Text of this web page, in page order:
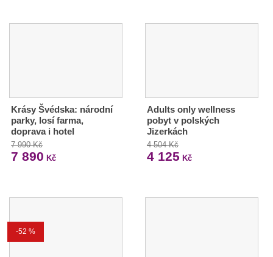
Krásy Švédska: národní
parky, losí farma,
doprava i hotel
7 990 Kč
7 890 Kč
Adults only wellness
pobyt v polských
Jizerkách
4 504 Kč
4 125 Kč
-52 %